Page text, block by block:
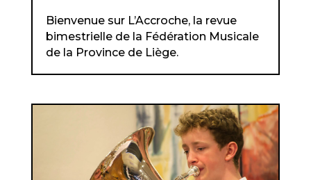
Bienvenue sur L’Accroche, la revue
bimestrielle de la Fédération Musicale
de la Province de Liège.